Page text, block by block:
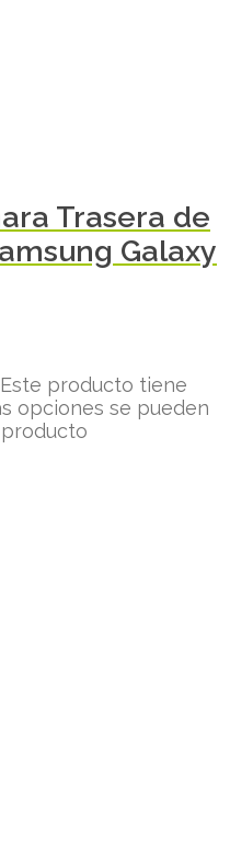
Trasera de
Galaxy
Este producto tiene
opciones se pueden